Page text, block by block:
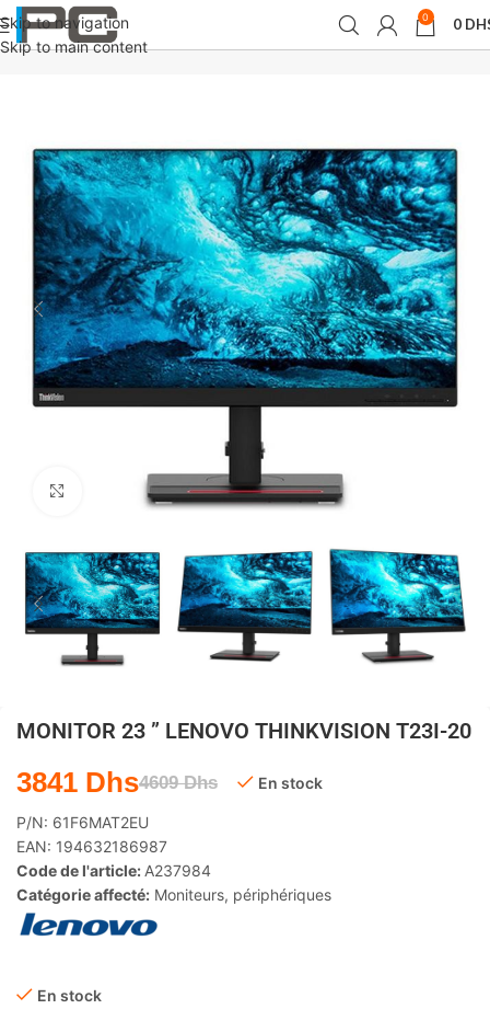
Skip to navigation
Skip to main content
0 0
Accueil périphériques
MONITOR 23 ” LENOVO THINKVISION T23I-20
4609Dhs
3841 Dhs En stock
P/N: 61F6MAT2EU
EAN: 194632186987
Code de l'article: A237984
Catégorie affecté: Moniteurs, périphériques
En stock